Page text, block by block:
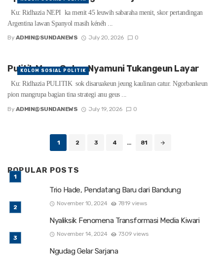
Ku: Ridhazia NEPI ka menit 45 leuwih sabaraha menit, skor pertandingan
Argentina lawan Spanyol masih kénéh ...
By ADMIN@SUNDANEWS July 20, 2026 0
Pulitik Maen Catur, Nyamuni Tukangeun Layar
Ku: Ridhazia PULITIK sok disaruakeun jeung kaulinan catur. Ngorbankeun
pion mangrupa bagian tina strategi anu geus ...
By ADMIN@SUNDANEWS July 19, 2026 0
KOLOM SOSIAL POLITIK
1 2 3 4 … 81
POPULAR POSTS
Trio Hade, Pendatang Baru dari Bandung
November 10, 2024 7819 views
Nyaliksik Fenomena Transformasi Media Kiwari
November 14, 2024 7309 views
Ngudag Gelar Sarjana